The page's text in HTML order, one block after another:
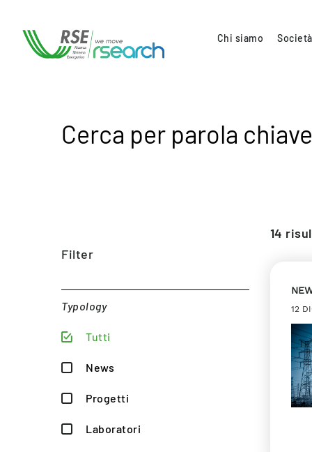
Chi siamo
Cerca per parola
Filter
Typology
Tutti
News
Progetti
Laboratori
14
12